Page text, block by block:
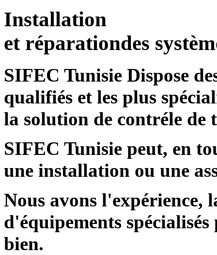
Installation
et réparationdes
SIFEC Tunisie Dispose
qualifiés et les plus
la solution de contréle de
SIFEC Tunisie peut, en
une installation ou une
Nous avons l'expérience,
d'équipements
bien.